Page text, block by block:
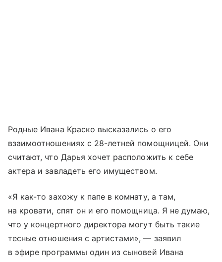
Родные Ивана Краско высказались о его
взаимоотношениях с 28-летней помощницей. Они
считают, что Дарья хочет расположить к себе
актера и завладеть его имуществом.
«Я как-то захожу к папе в комнату, а там,
на кровати, спят он и его помощница. Я не думаю,
что у концертного директора могут быть такие
тесные отношения с артистами», — заявил
в эфире программы один из сыновей Ивана